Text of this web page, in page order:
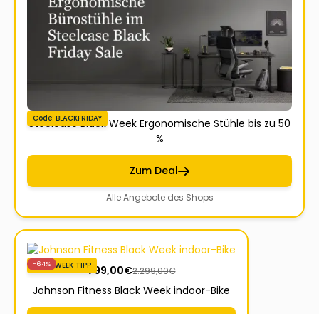
Code: BLACKFRIDAY
Steelcase Black Week Ergonomische Stühle bis zu 50
%
Zum Deal
Alle Angebote des Shops
BLACKWEEK TIPP
-64% 799,00€2.299,00€
Johnson Fitness Black Week indoor-Bike